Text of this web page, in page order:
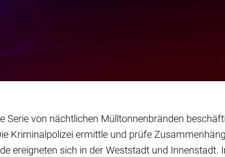
Serie von nächtlichen Mülltonnenbränden
Kriminalpolizei ermittle und prüfe
ereigneten sich in der Weststadt und Innenstadt.